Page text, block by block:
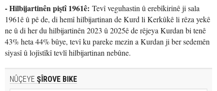
- Hilbijartinên piştî 1961ê: Tevî veguhastin û erebîkirinê ji sala
1961ê û pê de, di hemî hilbijartinan de Kurd li Kerkûkê li rêza yekê
ne û di her du hilbijartinên 2023 û 2025ê de rêjeya Kurdan bi tenê
43% heta 44% bûye, tevî ku pareke mezin a Kurdan ji ber sedemên
siyasî û lojîstîkî tevlî hilbijartinan nebûne.
NÛÇEYE ŞÎROVE BIKE